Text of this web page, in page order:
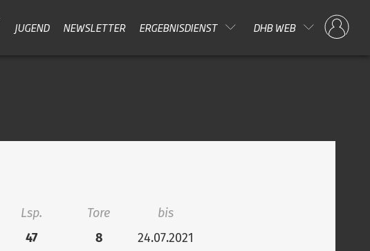
JUGEND NEWSLETTER ERGEBNISDIENST DHB WEB
Lsp. Tore
bis
47 8 24.07.2021